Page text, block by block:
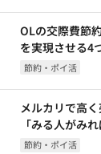
節約・ポイ活
OLの交際費節
を実現させる4
節約・ポイ活
メルカリで高
「みる人がみ